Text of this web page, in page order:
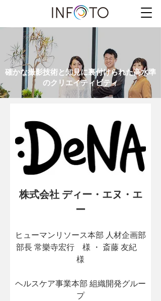
確かな撮影技術と知見に裏付けられた高水準
のクリエイティビティ
株式会社 ディー・エヌ・エ
ー
ヒューマンリソース本部 人材企画部
部長 常樂寺宏行　様 ・ 斎藤 友紀
様
ヘルスケア事業本部 組織開発グルー
プ